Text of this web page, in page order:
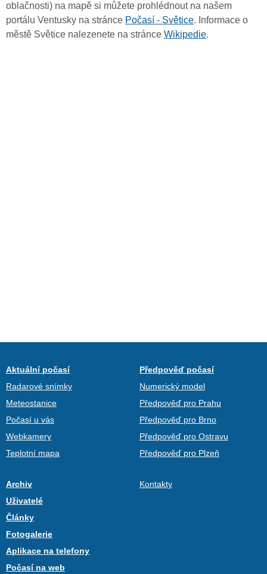
oblačnosti) na mapě si můžete prohlédnout na našem
portálu Ventusky na stránce Počasí - Světice. Informace o
městě Světice nalezenete na stránce Wikipedie.
Aktuální počasí
Radarové snímky
Meteostanice
Počasí u vás
Webkamery
Teplotní mapa
Předpověď počasí
Numerický model
Předpověď pro Prahu
Předpověď pro Brno
Předpověď pro Ostravu
Předpověď pro Plzeň
Archiv
Uživatelé
Články
Fotogalerie
Aplikace na telefony
Počasí na web
Kontakty